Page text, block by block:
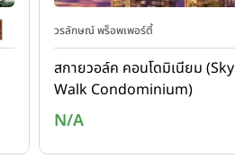
วรลักษณ์ พร็อพเพอร์ตี้
สกายวอล์ค คอนโดมิเนียม (Sky
Walk Condominium)
N/A